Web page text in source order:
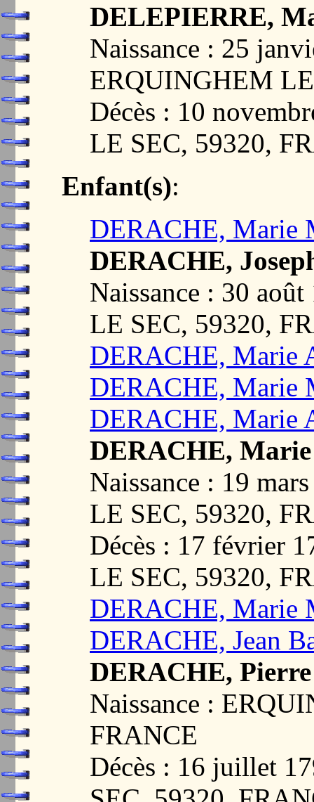
DELEPIERRE,
Naissance : 25
ERQUINGHEM
Décès : 10
LE SEC, 59320,
Enfant(s):
DERACHE, Marie
DERACHE,
Naissance : 30
LE SEC, 59320,
DERACHE, Marie
DERACHE, Marie
DERACHE, Marie
DERACHE,
Naissance : 19
LE SEC, 59320,
Décès : 17 février
LE SEC, 59320,
DERACHE, Marie
DERACHE, Jean
DERACHE, Pierre
Naissance :
FRANCE
Décès : 16 juillet